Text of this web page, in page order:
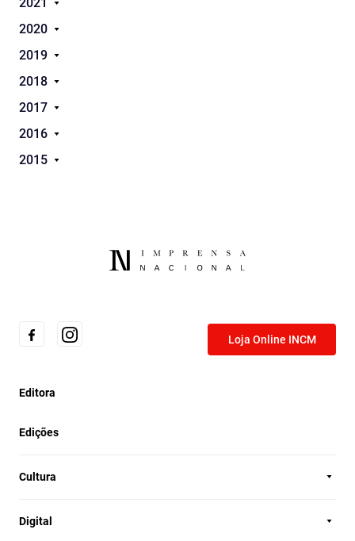
2020
2019
2018
2017
2016
2015
Loja Online INCM
Editora
Edições
Cultura
Digital